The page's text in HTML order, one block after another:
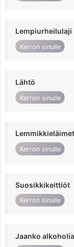
Lempiurheilulaji
Kerron sinulle
Lähtö
Kerron sinulle
Lemmikkieläimet
Kerron sinulle
Suosikkikeittiöt
Kerron sinulle
Jaanko